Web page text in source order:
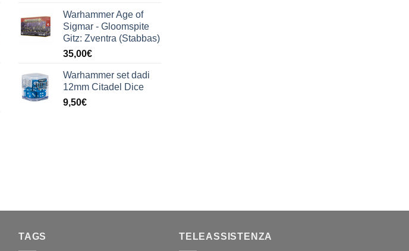
Warhammer Age of
Sigmar - Gloomspite
Gitz: Zventra (Stabbas)
35,00€
Warhammer set dadi
12mm Citadel Dice
9,50€
TAGS TELEASSISTENZA